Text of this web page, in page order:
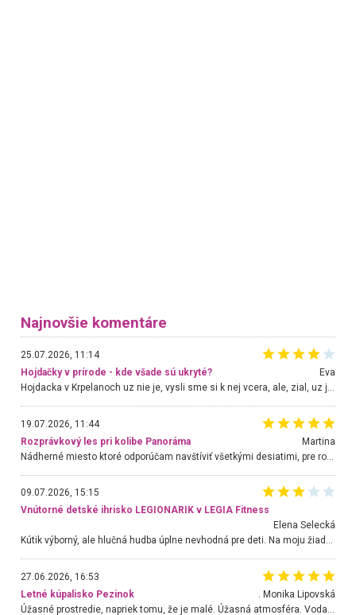
Najnovšie komentáre
25.07.2026, 11:14
Hojdačky v prírode - kde všade sú ukryté?
Eva
Hojdacka v Krpelanoch uz nie je, vysli sme si k nej vcera, ale, zial, uz je znicena. Ak sem planujete cestu len kvoli hojdacke, mozete si ju usetrit. Krasny vyhlad je tu vsak aj bez hojdacky :-)
19.07.2026, 11:44
Rozprávkový les pri kolibe Panoráma
Martina
Nádherné miesto ktoré odporúčam navštíviť všetkými desiatimi, pre rodiny s deťmi, dôchodcom... Proste a jednoducho ozaj rozprávkový les.. určite ešte prídeme. Odniesli sme si na pamiatku krásne tričká,
09.07.2026, 15:15
Vnútorné detské ihrisko LEGIONARIK v LEGIA Fitness
Elena Selecká
Kútik výborný, ale hlučná hudba úplne nevhodná pre deti. Na moju žiadosť o aspoň sušenie nereagovali.
27.06.2026, 16:53
Letné kúpalisko Pezinok
. Monika Lipovská
Úžasné prostredie, napriek tomu, že je malé. Úžasná atmosféra. Voda fantastická a nádherná. Ľudí je pomerne veľa, ale su mili a ohľaduplní. Je veľmi zaujímavé sledovať, ako dokážu spolu športovať cudzí ľudia a bez ohľadu na vek. Vládne tu pohoda. Vnuka neviem dostať z vody. Ďakujem za krásny deň . Urcite sa sem vrátim. Jediný problém je s parkovaním, ale aj ten sa mi podarilo vyriešiť. Monika Bratislava